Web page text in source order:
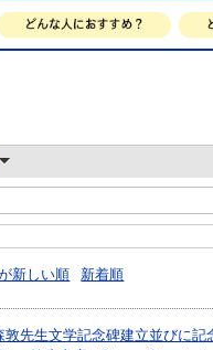
新しい順 新着順
敦先生文学記念碑建立並びに記